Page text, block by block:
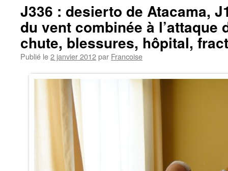
J336 : desierto de Atacama,
du vent combinée à l’attaque
chute, blessures, hôpital,
Publié le2 janvier 2012par Francoise